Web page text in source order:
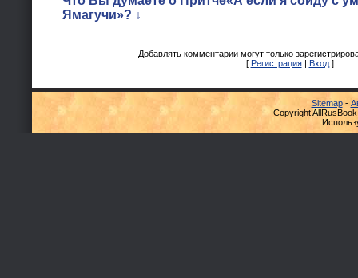
Ямагучи»? ↓
Добавлять комментарии могут только
[ Регистрация| Вход]
Sitemap-
Copyright